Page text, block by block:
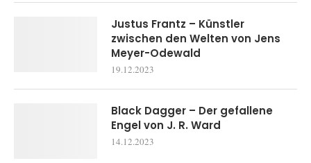
Justus Frantz – Künstler
zwischen den Welten von Jens
Meyer-Odewald
19.12.2023
Black Dagger – Der gefallene
Engel von J. R. Ward
14.12.2023